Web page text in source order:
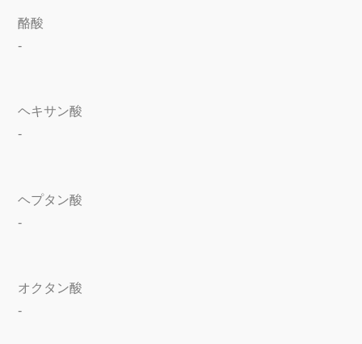
酪酸
-
ヘキサン酸
-
ヘプタン酸
-
オクタン酸
-